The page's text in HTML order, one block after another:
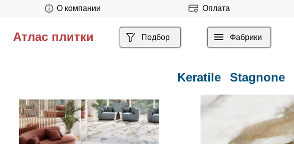
О компании Оплата
Атлас плитки Подбор Фабрики
Keratile Stagnone